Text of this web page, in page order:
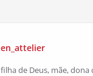
en_attelier
filha de Deus, mãe, dona